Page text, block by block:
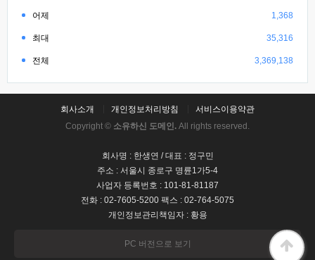
어제 1,368
최대 35,316
전체 3,369,138
회사소개 개인정보처리방침
서비스이용약관
Copyright © 소유하신 도메인. All rights reserved.
회사명 : 한생연 / 대표 : 정구민
주소 : 서울시 종로구 명륜1가5-4
사업자 등록번호 : 101-81-81187
전화 : 02-7605-5200 팩스 : 02-764-5075
개인정보관리책임자 : 황용
PC 버전으로 보기